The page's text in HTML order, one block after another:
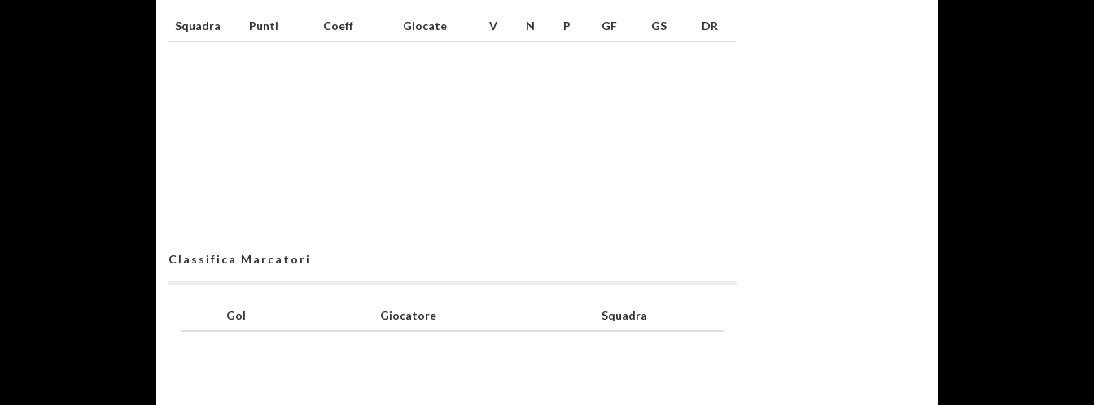
Squadra Punti Coeff Giocate V N P GF GS DR
Classifica Marcatori
Gol Giocatore Squadra